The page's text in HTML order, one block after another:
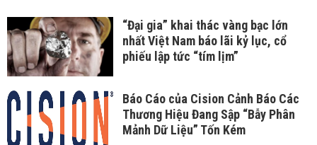
“Đại gia” khai thác vàng bạc lớn
nhất Việt Nam báo lãi kỷ lục, cổ
phiếu lập tức “tím lịm”
Báo Cáo của Cision Cảnh Báo Các
Thương Hiệu Đang Sập “Bẫy Phân
Mảnh Dữ Liệu” Tốn Kém